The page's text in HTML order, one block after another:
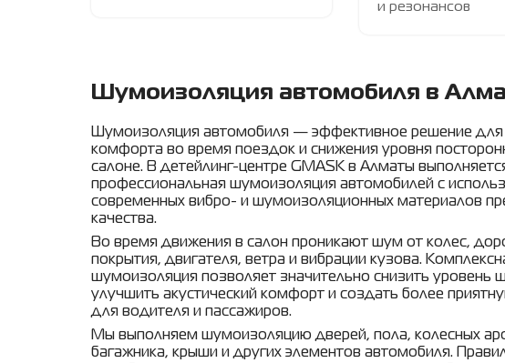
и резонансов
Шумоизоляция автомобиля в
Шумоизоляция автомобиля — эффективное решение
комфорта во время поездок и снижения уровня
салоне. В детейлинг-центре GMASK в Алматы
профессиональная шумоизоляция автомобилей с
современных вибро- и шумоизоляционных материалов
качества.
Во время движения в салон проникают шум от колес,
покрытия, двигателя, ветра и вибрации кузова.
шумоизоляция позволяет значительно снизить уровень
улучшить акустический комфорт и создать более
для водителя и пассажиров.
Мы выполняем шумоизоляцию дверей, пола, колесных
багажника, крыши и других элементов автомобиля.